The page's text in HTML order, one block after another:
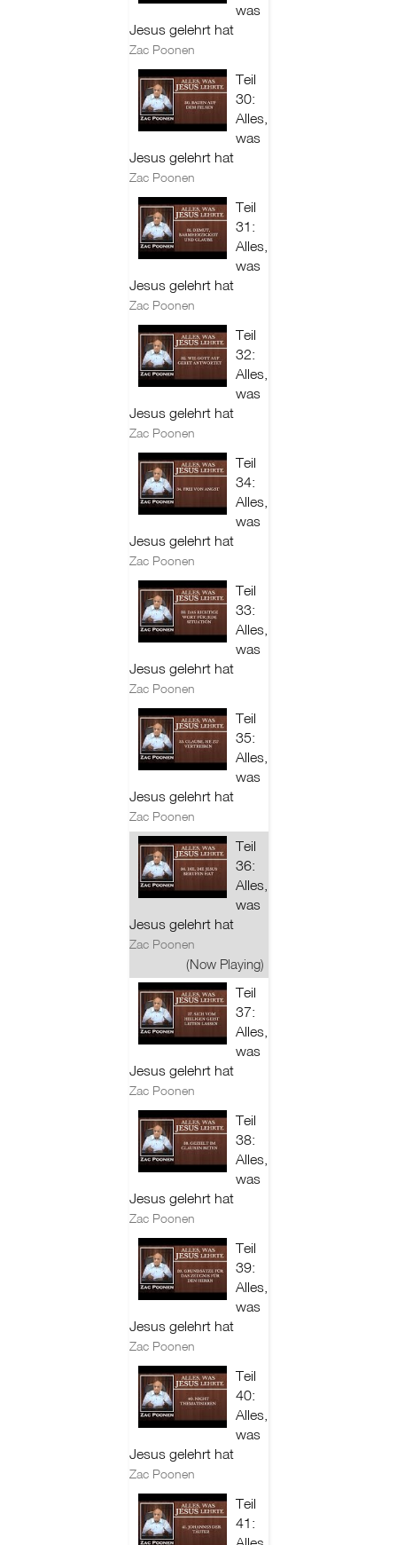
was
Jesus gelehrt hat
Zac Poonen
Teil
30:
Alles,
was
Jesus gelehrt hat
Zac Poonen
Teil
31:
Alles,
was
Jesus gelehrt hat
Zac Poonen
Teil
32:
Alles,
was
Jesus gelehrt hat
Zac Poonen
Teil
34:
Alles,
was
Jesus gelehrt hat
Zac Poonen
Teil
33:
Alles,
was
Jesus gelehrt hat
Zac Poonen
Teil
35:
Alles,
was
Jesus gelehrt hat
Zac Poonen
Teil
36:
Alles,
was
Jesus gelehrt hat
Zac Poonen
(Now Playing)
Teil
37:
Alles,
was
Jesus gelehrt hat
Zac Poonen
Teil
38:
Alles,
was
Jesus gelehrt hat
Zac Poonen
Teil
39:
Alles,
was
Jesus gelehrt hat
Zac Poonen
Teil
40:
Alles,
was
Jesus gelehrt hat
Zac Poonen
Teil
41: